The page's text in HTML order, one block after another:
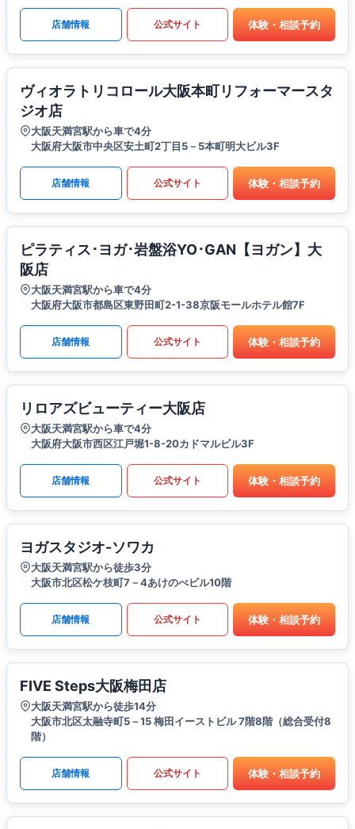
店舗情報 公式サイト 体験・相談予約
ヴィオラトリコロール大阪本町リフォーマースタ
ジオ店
大阪天満宮駅から車で4分
大阪府大阪市中央区安土町2丁目5－5本町明大ビル3F
店舗情報 公式サイト 体験・相談予約
ピラティス･ヨガ･岩盤浴YO･GAN【ヨガン】大
阪店
大阪天満宮駅から車で4分
大阪府大阪市都島区東野田町2-1-38京阪モールホテル館7F
店舗情報 公式サイト 体験・相談予約
リロアズビューティー大阪店
大阪天満宮駅から車で4分
大阪府大阪市西区江戸堀1-8-20カドマルビル3F
店舗情報 公式サイト 体験・相談予約
ヨガスタジオ-ソワカ
大阪天満宮駅から徒歩3分
大阪市北区松ケ枝町7－4あけのべビル10階
店舗情報 公式サイト 体験・相談予約
FIVE Steps大阪梅田店
大阪天満宮駅から徒歩14分
大阪市北区太融寺町5－15 梅田イーストビル 7階8階（総合受付8
階）
店舗情報 公式サイト 体験・相談予約